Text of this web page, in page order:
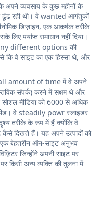
अपने व्यवसाय के कुछ महीनों के
रही थी। वे wanted आगंतुकों
डिज़ाइन, एक आकर्षक तरीके
पर्याप्त समाधान नहीं दिया।
different options की
कि वे साइट का एक हिस्सा थे, और
amount of time में वे अपने
संपर्क) करने में सक्षम थे और
मीडिया को 6000 से अधिक
वे steadily powr स्लाइडर
तरीके के रूप में हैं क्योंकि वे
कैसे दिखते हैं। यह अपने उत्पादों को
एक बेहतरीन ऑन-साइट अनुभव
जिन्होंने अपनी साइट पर
किसी अन्य व्यक्ति की तुलना में